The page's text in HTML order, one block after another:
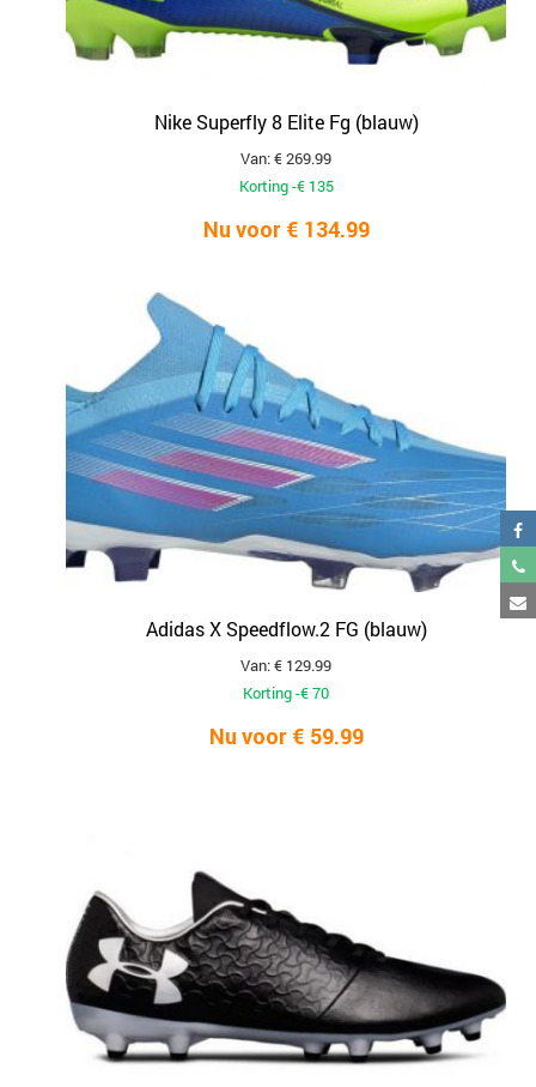
Nike Superfly 8 Elite Fg (blauw)
Van: € 269.99
Korting -€ 135
Nu voor € 134.99
Adidas X Speedflow.2 FG (blauw)
Van: € 129.99
Korting -€ 70
Nu voor € 59.99